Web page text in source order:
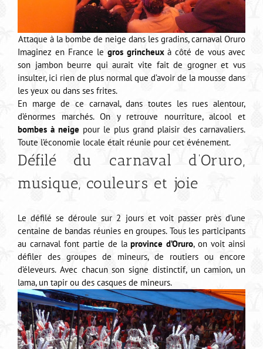
Attaque à la bombe de neige dans les gradins, carnaval Oruro
Imaginez en France le gros grincheuxà côté de vous avec
son jambon beurre qui aurait vite fait de grogner et vus
insulter, ici rien de plus normal que d’avoir de la mousse dans
les yeux ou dans ses frites.
En marge de ce carnaval, dans toutes les rues alentour,
d’énormes marchés. On y retrouve nourriture, alcool et
bombes à neige pour le plus grand plaisir des carnavaliers.
Toute l’économie locale était réunie pour cet événement.
Défilé du carnaval d’Oruro,
musique, couleurs et joie
Le défilé se déroule sur 2 jours et voit passer près d’une
centaine de bandas réunies en groupes. Tous les participants
au carnaval font partie de laprovince d’Oruro, on voit ainsi
défiler des groupes de mineurs, de routiers ou encore
d’éleveurs. Avec chacun son signe distinctif, un camion, un
lama, un tapir ou des casques de mineurs.